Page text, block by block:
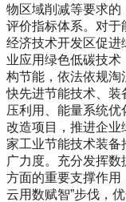
物区域削减等要求的
评价指标体系。对于
经济技术开发区促进
业应用绿色低碳技
构节能，依法依规淘
快先进节能技术、装
压利用、能量系统
改造项目，推进企业
家工业节能技术装备
广力度。充分发挥
方面的重要支撑作用
云用数赋智”步伐，